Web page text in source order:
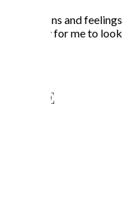
situations and feelings
for me to look
ME